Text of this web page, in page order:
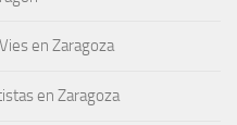
en Zaragoza
en Zaragoza